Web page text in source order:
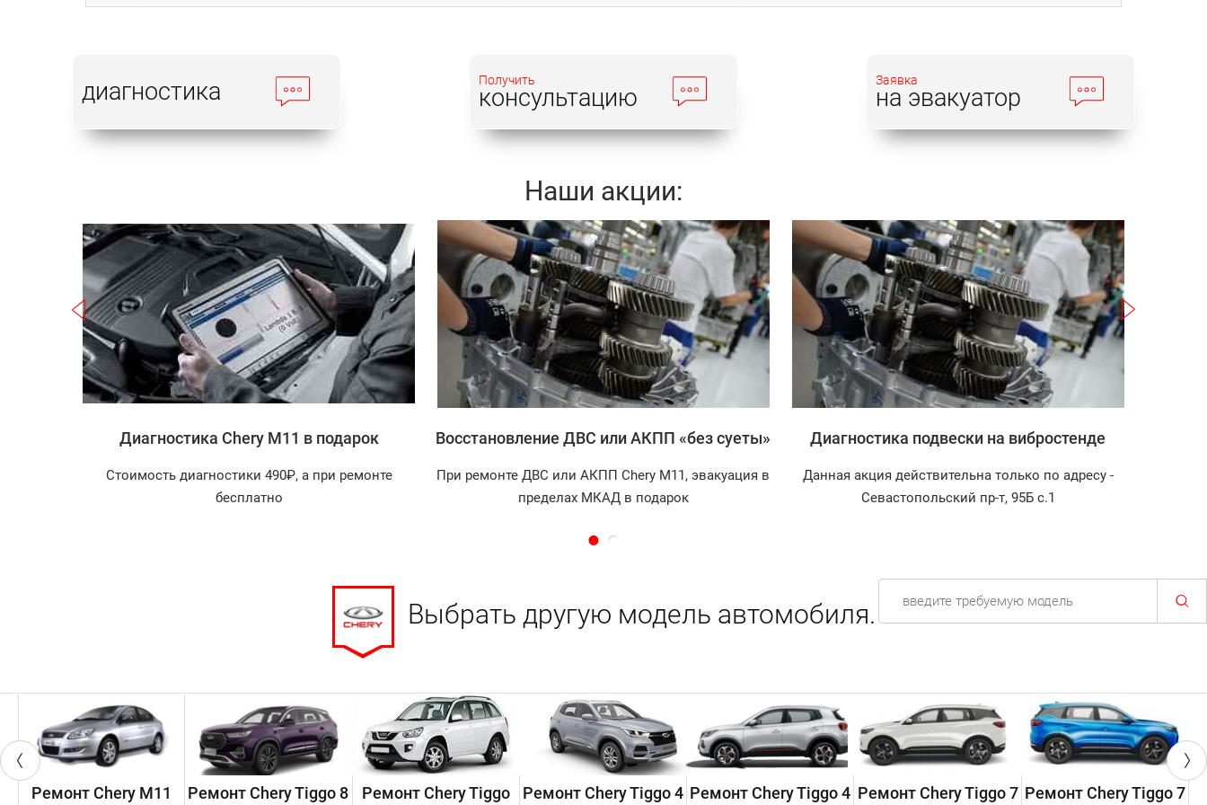
диагностика Получить
консультацию
Заявка
на эвакуатор
Наши акции:
Записаться
Диагностика Chery M11 в подарок
Стоимость диагностики 490₽, а при ремонте
бесплатно
Записаться
Восстановление ДВС или АКПП «без суеты»
При ремонте ДВС или АКПП Chery M11, эвакуация в
пределах МКАД в подарок
Записаться
Диагностика подвески на вибростенде
Данная акция действительна только по адресу -
Севастопольский пр-т, 95Б с.1
Выбрать другую модель автомобиля.
Ремонт Chery M11
Ремонт Chery Tiggo 8
Ремонт Chery Tiggo
Ремонт Chery Tiggo 4 Ремонт Chery Tiggo 4 Ремонт Chery Tiggo 7 Ремонт Chery Tiggo 7